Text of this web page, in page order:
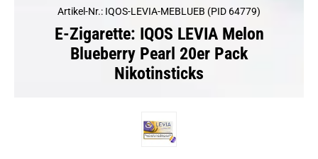
Artikel-Nr.: IQOS-LEVIA-MEBLUEB (PID 64779)
E-Zigarette: IQOS LEVIA Melon
Blueberry Pearl 20er Pack
Nikotinsticks